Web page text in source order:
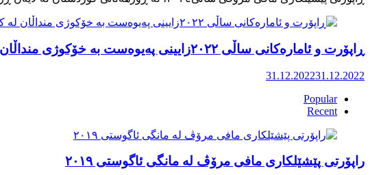
ڕاپۆرت و ئامارەکانی ساڵی ٢٠٢٢زایینی پەیوەست بە خۆکوژی منداڵان لە کوردستان
31.12.202231.12.2022
Popular
Recent
راپۆرتی پێشێلكاری مافی مرۆڤ له‌ مانگی ئاگوستی ٢٠١٩